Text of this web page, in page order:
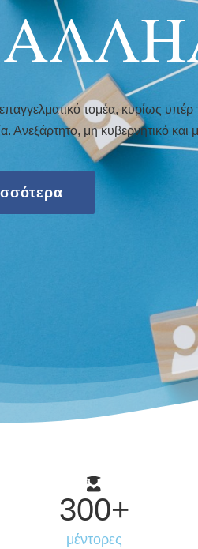
τομέα, κυρίως
Ανεξάρτητο, μη κυβερνητικό
300+
μέντορες